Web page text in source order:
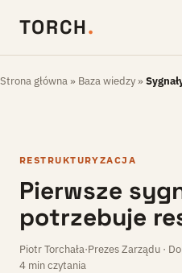
TORCH.
Strona główna» Baza wiedzy»
RESTRUKTURYZACJA
Pierwsze
potrzebuje
Piotr Torchała·Prezes Zarządu ·
4 min czytania